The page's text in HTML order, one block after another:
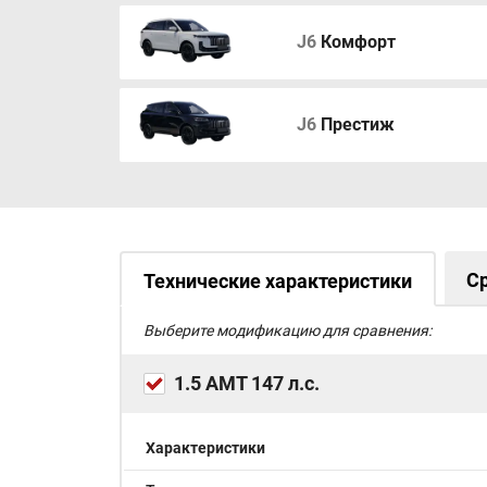
Докатка
J6 Комфорт
J6 Престиж
Технические характеристики
Выберите модификацию для сравнения:
1.5 AMT 147 л.с.
Характеристики